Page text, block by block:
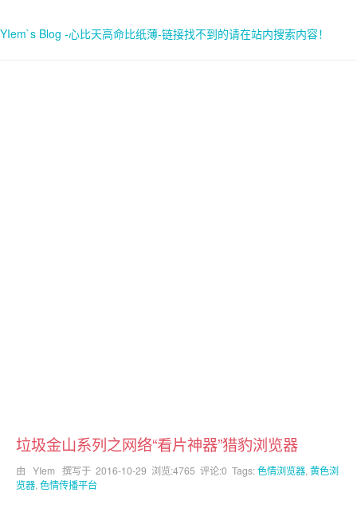
YIem`s Blog -心比天高命比纸薄-链接找不到的请在站内搜索内容！
垃圾金山系列之网络“看片神器”猎豹浏览器
由 YIem 撰写于 2016-10-29 浏览:4765 评论:0 Tags:色情浏览器, 黄色浏
览器, 色情传播平台